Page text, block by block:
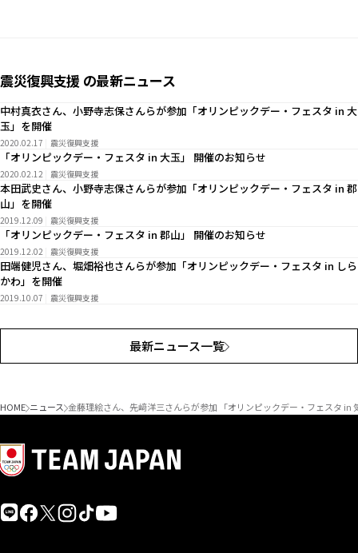
震災復興支援 の最新ニュース
中村真衣さん、小野寺志保さんらが参加「オリンピックデー・フェスタ in 大
玉」を開催
2020.02.17 震災復興支援
「オリンピックデー・フェスタ in 大玉」 開催のお知らせ
2020.02.12 震災復興支援
本田武史さん、小野寺志保さんらが参加「オリンピックデー・フェスタ in 郡
山」を開催
2019.12.09 震災復興支援
「オリンピックデー・フェスタ in 郡山」 開催のお知らせ
2019.12.02 震災復興支援
田端健児さん、堀畑裕也さんらが参加「オリンピックデー・フェスタ in しら
かわ」を開催
2019.10.07 震災復興支援
最新ニュース一覧
HOME ニュース 金藤理絵さん、先﨑洋三さんらが参加 「オリンピックデー・フェスタ in